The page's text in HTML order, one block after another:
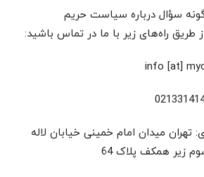
سؤال درباره سیاست حریم
طریق راه‌های زیر با ما در تماس باشید:
میدان امام خمینی خیابان لاله